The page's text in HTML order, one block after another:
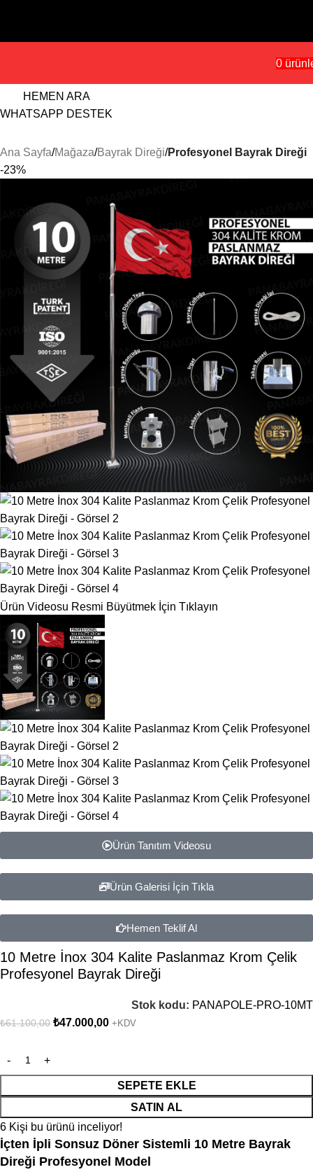
0
HEMEN ARA
WHATSAPP DESTEK
Ana Sayfa Mağaza Bayrak Direği Profesyonel Bayrak Direği
-23%
Ürün Videosu Resmi Büyütmek İçin Tıklayın
Ürün Tanıtım Videosu
Ürün Galerisi İçin Tıkla
Hemen Teklif Al
10 Metre İnox 304 Kalite Paslanmaz Krom Çelik
Profesyonel Bayrak Direği
Stok kodu: PANAPOLE-PRO-10MT
₺61.100,00 ₺47.000,00 +KDV
SEPETE EKLE
SATIN AL
6 Kişi bu ürünü inceliyor!
İçten İpli Sonsuz Döner Sistemli 10 Metre Bayrak
Direği Profesyonel Model